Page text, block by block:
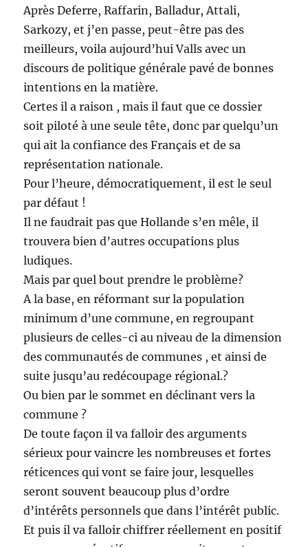
Après Deferre, Raffarin, Balladur, Attali,
Sarkozy, et j’en passe, peut-être pas des
meilleurs, voila aujourd’hui Valls avec un
discours de politique générale pavé de bonnes
intentions en la matière.
Certes il a raison , mais il faut que ce dossier
soit piloté à une seule tête, donc par quelqu’un
qui ait la confiance des Français et de sa
représentation nationale.
Pour l’heure, démocratiquement, il est le seul
par défaut !
Il ne faudrait pas que Hollande s’en mêle, il
trouvera bien d’autres occupations plus
ludiques.
Mais par quel bout prendre le problème?
A la base, en réformant sur la population
minimum d’une commune, en regroupant
plusieurs de celles-ci au niveau de la dimension
des communautés de communes , et ainsi de
suite jusqu’au redécoupage régional.?
Ou bien par le sommet en déclinant vers la
commune ?
De toute façon il va falloir des arguments
sérieux pour vaincre les nombreuses et fortes
réticences qui vont se faire jour, lesquelles
seront souvent beaucoup plus d’ordre
d’intérêts personnels que dans l’intérêt public.
Et puis il va falloir chiffrer réellement en positif